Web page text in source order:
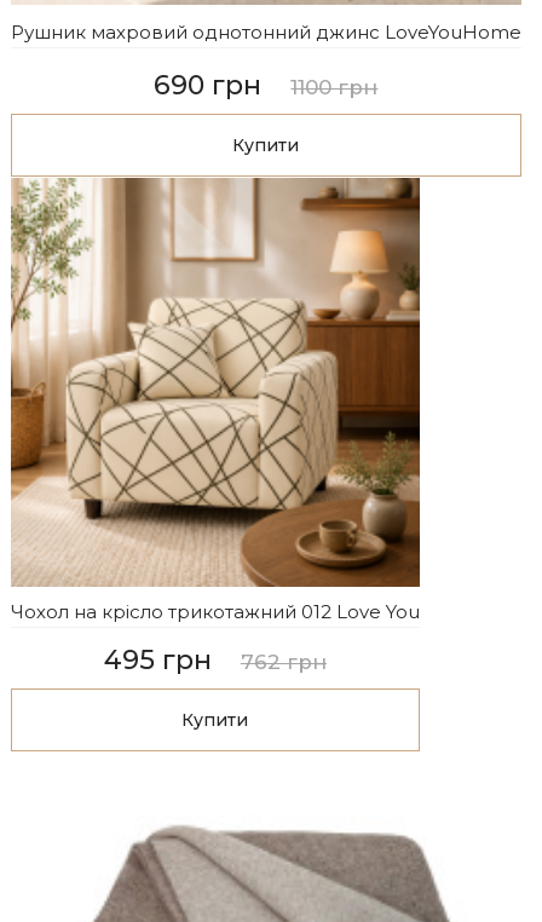
Рушник махровий однотонний джинс LoveYouHome
690 грн 1100 грн
Купити
Чохол на крісло трикотажний 012 Love You
495 грн 762 грн
Купити